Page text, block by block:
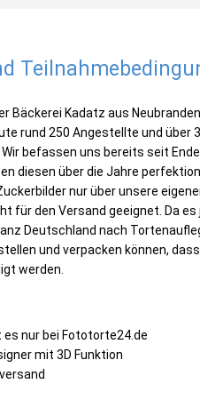
Bäckerei Kadatz aus
rund 250 Angestellte und über
befassen uns bereits seit
diesen über die Jahre
nur über unsere
für den Versand geeignet. Da
Deutschland nach
und verpacken können,
werden.
nur bei Fototorte24.de
mit 3D Funktion